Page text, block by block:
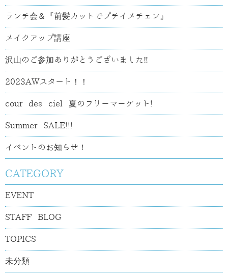
ランチ会＆『前髪カットでプチイメチェン』
メイクアップ講座
沢山のご参加ありがとうございました‼
2023AWスタート！！
cour des ciel 夏のフリーマーケット!
Summer SALE!!!
イベントのお知らせ！
CATEGORY
EVENT
STAFF BLOG
TOPICS
未分類